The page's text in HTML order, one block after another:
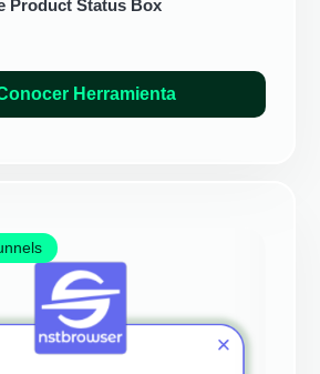
Product Status Box
Herramienta